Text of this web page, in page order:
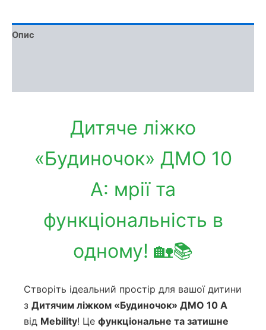
Опис
Дитяче ліжко
«Будиночок» ДМО 10
А: мрії та
функціональність в
одному! 🏡📚
Створіть ідеальний простір для вашої дитини
з Дитячим ліжком «Будиночок» ДМО 10 А
від Mebility! Це функціональне та затишне